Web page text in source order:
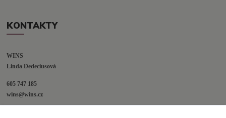
KONTAKTY
WINS
Linda Dedeciusová
605 747 185
wins@wins.cz